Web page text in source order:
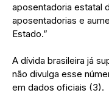
aposentadoria estatal
aposentadorias e
Estado.”
A dívida brasileira já
não divulga esse
em dados oficiais (3).